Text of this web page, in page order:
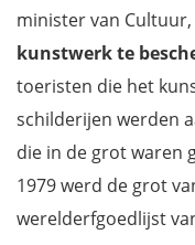
minister van Cultuur,
kunstwerk te
toeristen die het
schilderijen werden
die in de grot waren
1979 werd de grot
werelderfgoedlijst